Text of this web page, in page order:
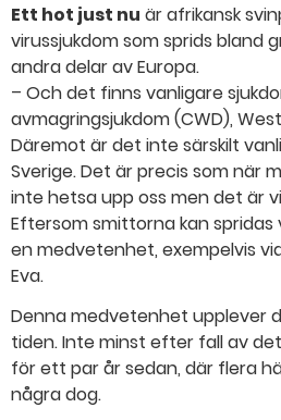
Ett hot just nu är afrikansk
virussjukdom som sprids bland
andra delar av Europa.
– Och det finns vanligare
avmagringsjukdom (CWD),
Däremot är det inte särskilt
Sverige. Det är precis som när
inte hetsa upp oss men det är
Eftersom smittorna kan
en medvetenhet, exempelvis
Eva.
Denna medvetenhet upplever
tiden. Inte minst efter fall av
för ett par år sedan, där flera
några dog.